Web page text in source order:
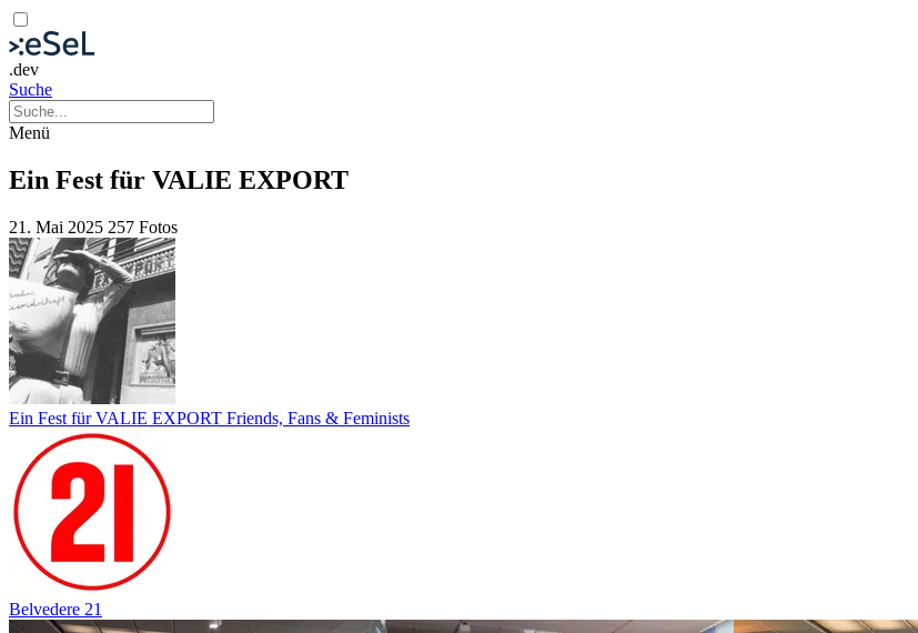
.dev
Suche
Menü
Ein Fest für VALIE EXPORT
21. Mai 2025 257 Fotos
Ein Fest für VALIE EXPORT Friends, Fans & Feminists
Belvedere 21